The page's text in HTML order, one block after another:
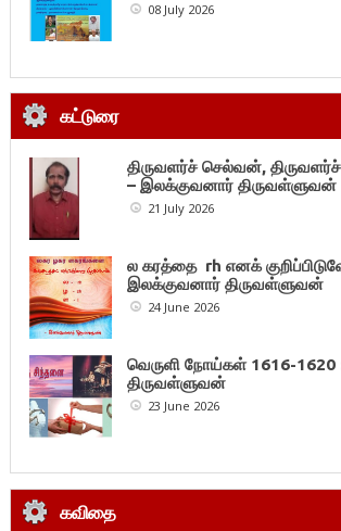
08 July 2026
கட்டுரை
திருவளர்ச் செல்வன், திருவளர்ச்
– இலக்குவனார் திருவள்ளுவன்
21 July 2026
ல கரத்தை rh எனக்
இலக்குவனார் திருவள்ளுவன்
24 June 2026
வெருளி நோய்கள் 1616-1620
திருவள்ளுவன்
23 June 2026
கவிதை